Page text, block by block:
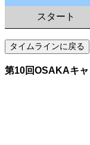
スタート
第10回OSAKAキ